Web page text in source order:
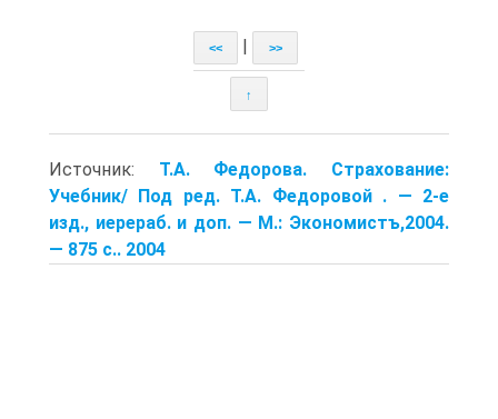
<< >>
↑
Источник: Т.А. Федорова. Страхование:
Учебник/ Под ред. Т.А. Федоровой . — 2-е
изд., иерераб. и доп. — М.: Экономистъ,2004.
— 875 с.. 2004